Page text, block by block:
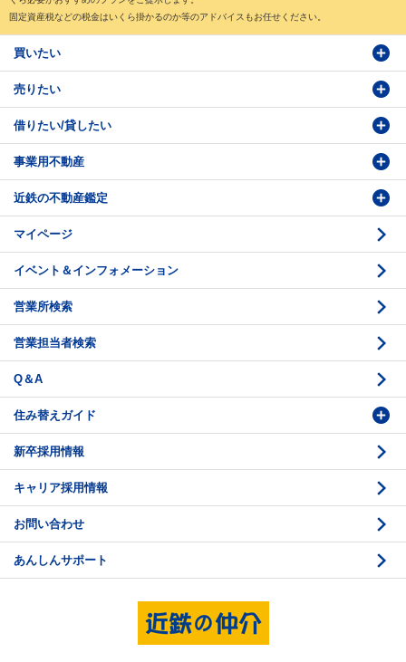
固定資産税などの税金はいくら掛かるのか等のアドバイスもお任せください。
買いたい
物件検索
物件番号検索
投資・事業用検索
購入のお問い合わせ
売りたい
価格査定依頼
売却相談
借りたい/貸したい
賃貸物件検索
学園前賃貸センター
賃貸借のお問い合わせ
事業用不動産
購入・売却の流れ
収益不動産の取扱
底地の資産性
相続と不動産
不動産投資のQ＆A
法人営業センター紹介
近鉄の不動産鑑定
時価評価支援
鑑定評価ご相談例
鑑定評価の流れ
お問い合わせ・ご相談
鑑定センター紹介
マイページ
イベント＆インフォメーション
営業所検索
営業担当者検索
Q＆A
住み替えガイド
価格査定
媒介契約
売却活動
売却諸費用
購入のスケジュール
物件資料の読み方 1
物件資料の読み方 2
現地見学のポイント
新卒採用情報
キャリア採用情報
お問い合わせ
あんしんサポート